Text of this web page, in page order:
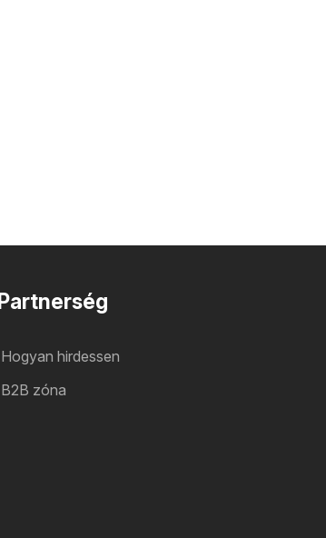
Partnerség
Hogyan hirdessen
B2B zóna